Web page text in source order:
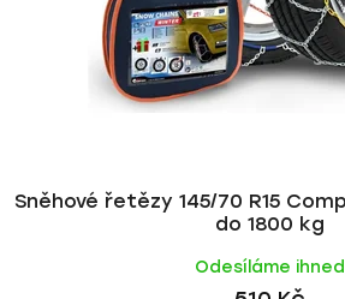
Sněhové řetězy 145/70 R15
do 1800 kg
Odesíláme ihned